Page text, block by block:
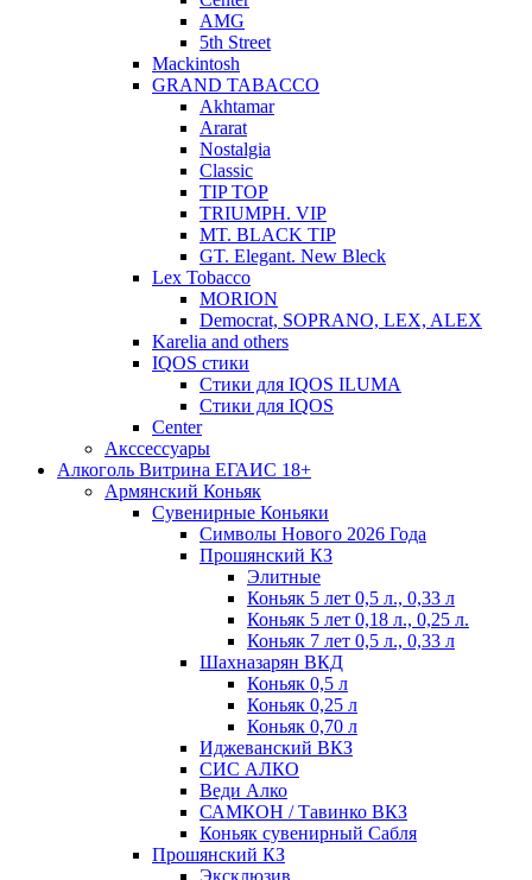
AMG
5th Street
Mackintosh
GRAND TABACCO
Akhtamar
Ararat
Nostalgia
Classic
TIP TOP
TRIUMPH. VIP
MT. BLACK TIP
GT. Elegant. New Bleck
Lex Tobacco
MORION
Democrat, SOPRANO, LEX, ALEX
Karelia and others
IQOS стики
Стики для IQOS ILUMA
Стики для IQOS
Сenter
Акссессуары
Алкоголь Витрина ЕГАИС 18+
Армянский Коньяк
Сувенирные Коньяки
Символы Нового 2026 Года
Прошянский КЗ
Элитные
Коньяк 5 лет 0,5 л., 0,33 л
Коньяк 5 лет 0,18 л., 0,25 л.
Коньяк 7 лет 0,5 л., 0,33 л
Шахназарян ВКД
Коньяк 0,5 л
Коньяк 0,25 л
Коньяк 0,70 л
Иджеванский ВКЗ
СИС АЛКО
Веди Алко
САМКОН / Тавинко ВКЗ
Коньяк сувенирный Сабля
Прошянский КЗ
Эксклюзив